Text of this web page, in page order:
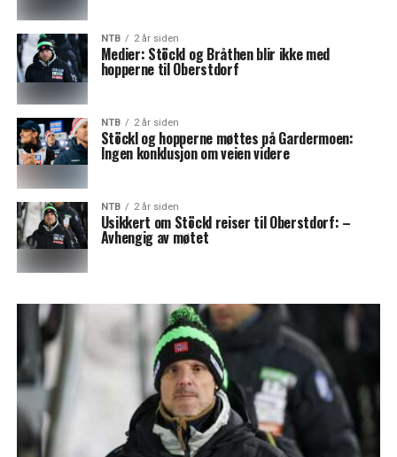
NTB 2 år siden
Medier: Stöckl og Bråthen blir ikke med
hopperne til Oberstdorf
NTB 2 år siden
Stöckl og hopperne møttes på Gardermoen:
Ingen konklusjon om veien videre
NTB 2 år siden
Usikkert om Stöckl reiser til Oberstdorf: –
Avhengig av møtet